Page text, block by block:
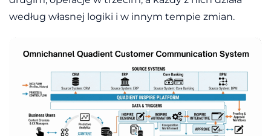
według własnej logiki i w innym tempie zmian.